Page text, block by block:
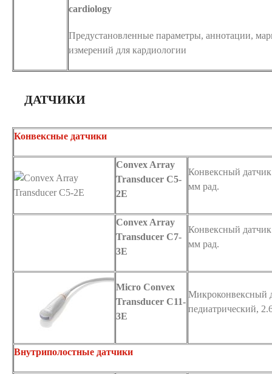
cardiology
Предустановленные параметры, аннотации,
измерений для кардиологии
ДАТЧИКИ
Конвексные датчики
Convex Array
Transducer C5-
2E
Конвексный
мм рад.
Convex Array
Transducer C7-
3E
Конвексный
мм рад.
Micro Convex
Transducer C11-
3E
Микроконвексный
педиатрический,
Внутриполостные датчики